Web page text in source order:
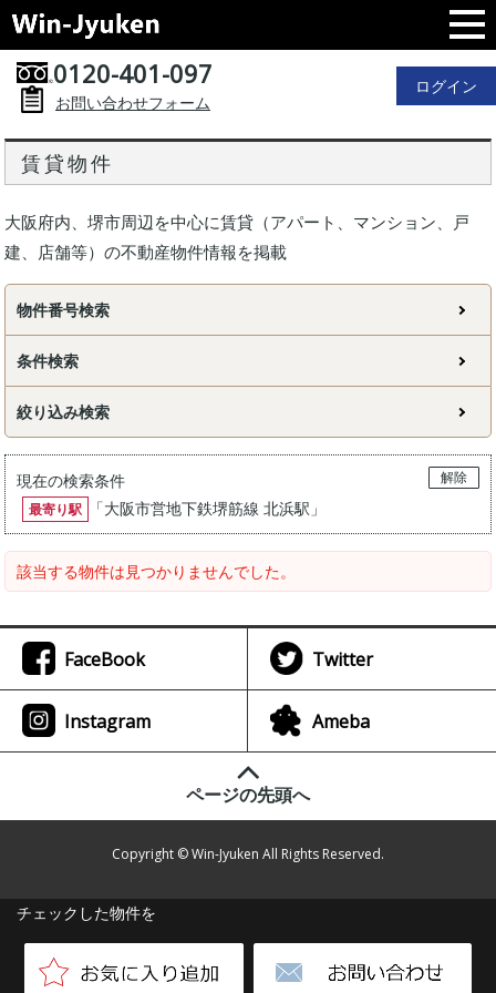
0120-401-097
お問い合わせフォーム
ログイン
賃貸物件
大阪府内、堺市周辺を中心に賃貸（アパート、マンション、戸
建、店舗等）の不動産物件情報を掲載
物件番号検索
条件検索
絞り込み検索
現在の検索条件
解除
最寄り駅
「大阪市営地下鉄堺筋線 北浜駅 」
該当する物件は見つかりませんでした。
チェックした物件を
FaceBook Twitter
Instagram Ameba
ページの先頭へ
Copyright © Win-Jyuken All Rights Reserved.